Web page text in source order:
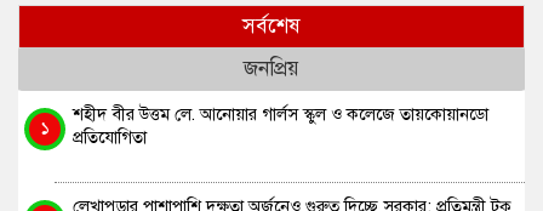
সর্বশেষ
জনপ্রিয়
১
শহীদ বীর উত্তম লে. আনোয়ার গার্লস স্কুল ও কলেজে তায়কোয়ানডো
প্রতিযোগিতা
লেখাপড়ার পাশাপাশি দক্ষতা অর্জনেও গুরুত্ব দিচ্ছে সরকার: প্রতিমন্ত্রী টুকু